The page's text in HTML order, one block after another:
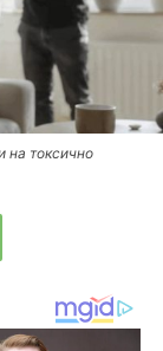
на токсично